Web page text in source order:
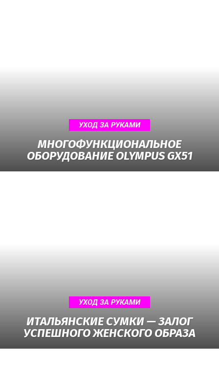
УХОД ЗА РУКАМИ
МНОГОФУНКЦИОНАЛЬНОЕ
ОБОРУДОВАНИЕ OLYMPUS GX51
УХОД ЗА РУКАМИ
ИТАЛЬЯНСКИЕ СУМКИ — ЗАЛОГ
УСПЕШНОГО ЖЕНСКОГО ОБРАЗА